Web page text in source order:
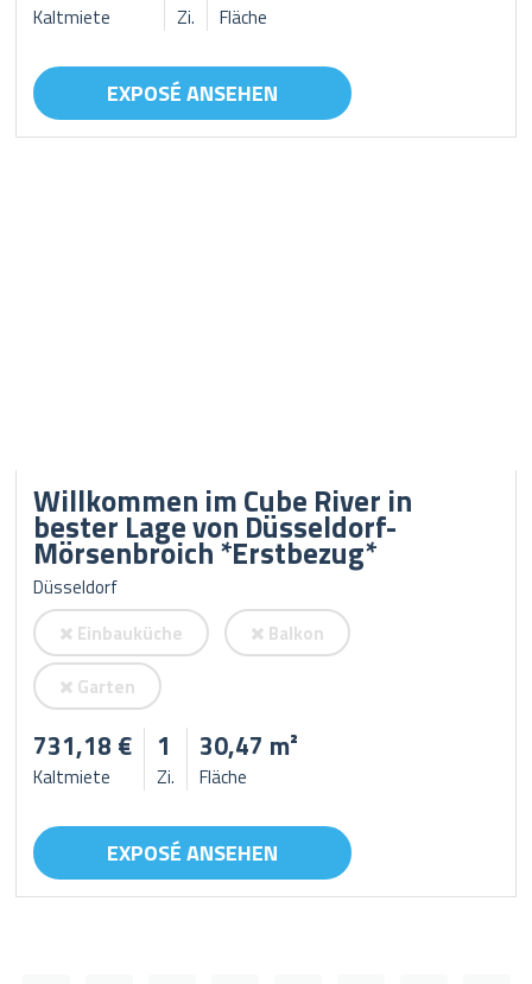
Kaltmiete Zi. Fläche
EXPOSÉ ANSEHEN
Willkommen im Cube River in
bester Lage von Düsseldorf-
Mörsenbroich *Erstbezug*
Düsseldorf
Einbauküche
Balkon
Garten
731,18 €
Kaltmiete
1
Zi.
30,47 m²
Fläche
EXPOSÉ ANSEHEN